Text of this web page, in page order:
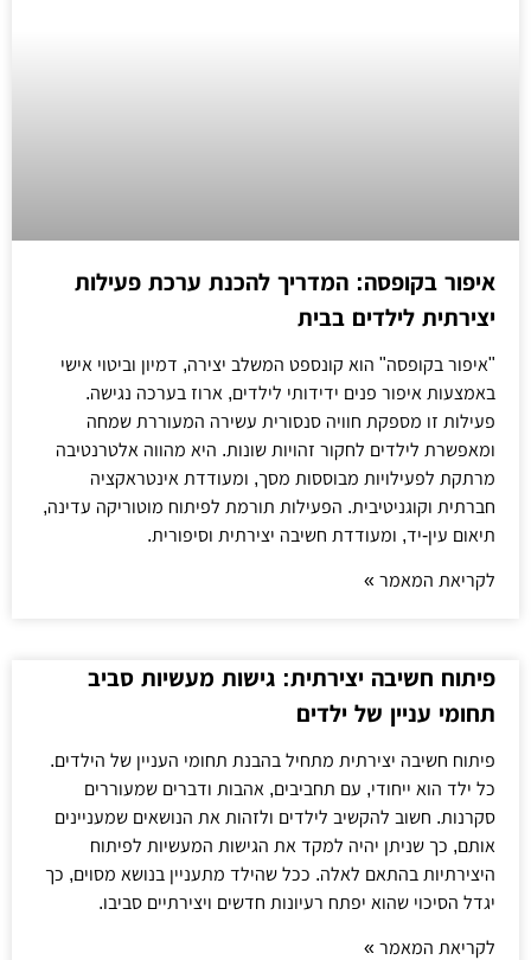
איפור בקופסה: המדריך להכנת ערכת פעילות
יצירתית לילדים בבית
"איפור בקופסה" הוא קונספט המשלב יצירה, דמיון וביטוי אישי
באמצעות איפור פנים ידידותי לילדים, ארוז בערכה נגישה.
פעילות זו מספקת חוויה סנסורית עשירה המעוררת שמחה
ומאפשרת לילדים לחקור זהויות שונות. היא מהווה אלטרנטיבה
מרתקת לפעילויות מבוססות מסך, ומעודדת אינטראקציה
חברתית וקוגניטיבית. הפעילות תורמת לפיתוח מוטוריקה עדינה,
תיאום עין-יד, ומעודדת חשיבה יצירתית וסיפורית.
לקריאת המאמר »
פיתוח חשיבה יצירתית: גישות מעשיות סביב
תחומי עניין של ילדים
פיתוח חשיבה יצירתית מתחיל בהבנת תחומי העניין של הילדים.
כל ילד הוא ייחודי, עם תחביבים, אהבות ודברים שמעוררים
סקרנות. חשוב להקשיב לילדים ולזהות את הנושאים שמעניינים
אותם, כך שניתן יהיה למקד את הגישות המעשיות לפיתוח
היצירתיות בהתאם לאלה. ככל שהילד מתעניין בנושא מסוים, כך
יגדל הסיכוי שהוא יפתח רעיונות חדשים ויצירתיים סביבו.
לקריאת המאמר »